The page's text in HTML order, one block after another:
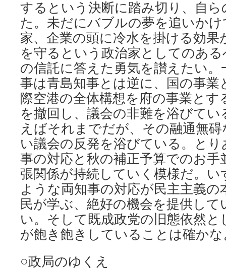
するという決断に踏み切り、自
た。未だにバブルの夢を追いか
家、企業の頭に冷水を掛ける効果
を守るという政治家としてのあ
の信託に答えた勇気を讃えたい。
事は青島知事とは逆に、国の事業
際空港の全体構想を府の事業とす
を撤回し、議会の非難を浴びて
えばそれまでだが、その融通無
い議会の反発を浴びている。と
事の対応と秋の補正予算でのお手
張関係が持続していく模様だ。
ような両知事の対応が民主主義
民が学ぶ、絶好の機会を提供し
い。そして既成政党の旧態依然と
が飽き飽きしていることは確か
○政局のゆくえ